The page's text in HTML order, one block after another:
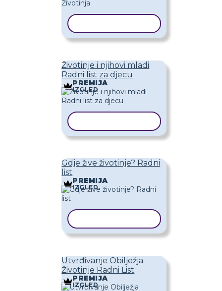
Životinje i njihovi mladi
Radni list za djecu
PREMIJA
IZGLED
Gdje žive životinje? Radni
list
PREMIJA
IZGLED
Utvrđivanje Obilježja
Životinje Radni List
PREMIJA
IZGLED